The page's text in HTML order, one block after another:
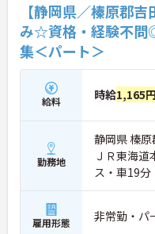
【静岡県／榛原郡
み☆資格・経験不問
集＜パート＞
給料 時給1,165
勤務地
静岡県 榛
ＪＲ東海
ス・車19分
雇用形態 非常勤・パ